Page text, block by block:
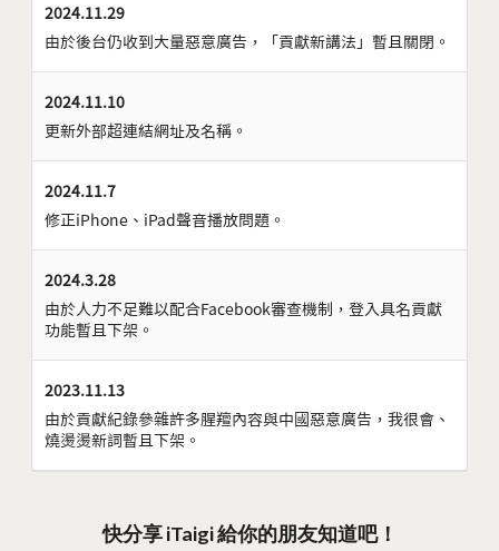
2024.11.29
由於後台仍收到大量惡意廣告，「貢獻新講法」暫且關閉。
2024.11.10
更新外部超連結網址及名稱。
2024.11.7
修正iPhone、iPad聲音播放問題。
2024.3.28
由於人力不足難以配合Facebook審查機制，登入具名貢獻
功能暫且下架。
2023.11.13
由於貢獻紀錄參雜許多腥羶內容與中國惡意廣告，我很會、
燒燙燙新詞暫且下架。
快分享 iTaigi 給你的朋友知道吧！